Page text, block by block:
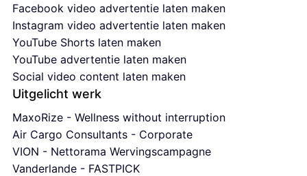
Facebook video advertentie laten maken
Instagram video advertentie laten maken
YouTube Shorts laten maken
YouTube advertentie laten maken
Social video content laten maken
Uitgelicht werk
MaxoRize - Wellness without interruption
Air Cargo Consultants - Corporate
VION - Nettorama Wervingscampagne
Vanderlande - FASTPICK